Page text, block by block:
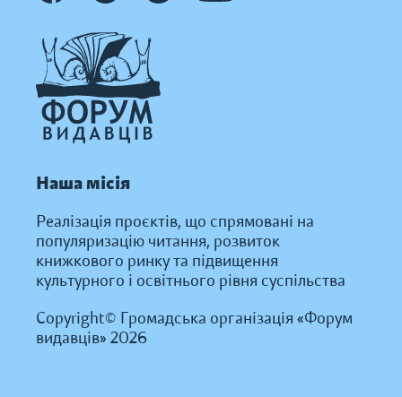
Наша місія
Реалізація проєктів, що спрямовані на
популяризацію читання, розвиток
книжкового ринку та підвищення
культурного і освітнього рівня суспільства
Copyright© Громадська організація «Форум
видавців» 2026